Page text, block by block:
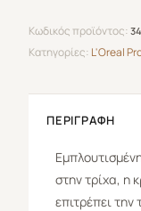
Κωδικός προϊόντος:
Κατηγορίες: L'Oreal
ΠΕΡΙΓΡΑΦΉ
στην τρίχα, η
επιτρέπει